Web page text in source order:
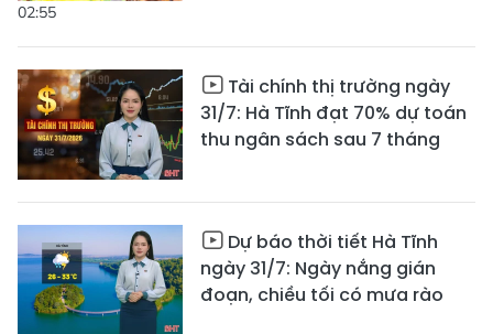
02:55
Tài chính thị trường ngày
31/7: Hà Tĩnh đạt 70% dự toán
thu ngân sách sau 7 tháng
Dự báo thời tiết Hà Tĩnh
ngày 31/7: Ngày nắng gián
đoạn, chiều tối có mưa rào